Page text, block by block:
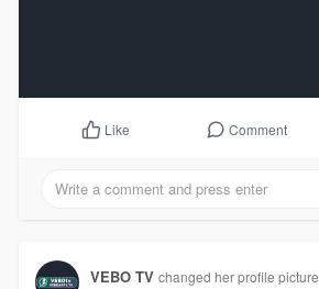
Like Comment
VEBO TV changed her profile picture